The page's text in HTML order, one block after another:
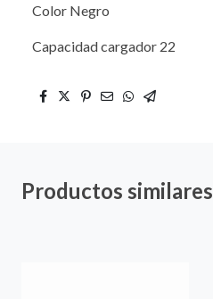
Color Negro
Capacidad cargador 22
Productos similares